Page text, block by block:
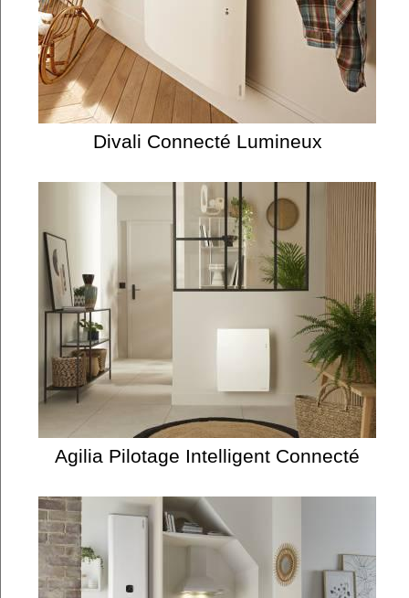
Divali Connecté Lumineux
Agilia Pilotage Intelligent Connecté